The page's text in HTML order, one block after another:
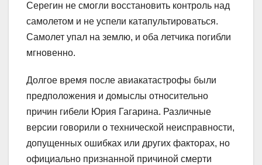
Серегин не смогли восстановить контроль над
самолетом и не успели катапультироваться.
Самолет упал на землю, и оба летчика погибли
мгновенно.
Долгое время после авиакатастрофы были
предположения и домыслы относительно
причин гибели Юрия Гагарина. Различные
версии говорили о технической неисправности,
допущенных ошибках или других факторах, но
официально признанной причиной смерти